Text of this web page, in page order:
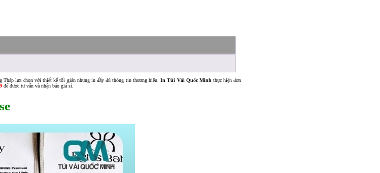
Tháp lựa chọn với thiết kế tối giản nhưng in đầy đủ thông tin thương hiệu.In Túi Vải Quốc Minh thực hiện đơn
để được tư vấn và nhận báo giá sỉ.